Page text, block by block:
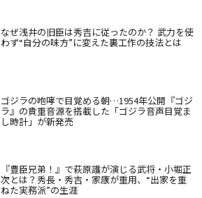
なぜ浅井の旧臣は秀吉に従ったのか？ 武力を使
わず“自分の味方”に変えた裏工作の技法とは
ゴジラの咆哮で目覚める朝…1954年公開『ゴジ
ラ』の貴重音源を搭載した「ゴジラ音声目覚ま
し時計」が新発売
『豊臣兄弟！』で萩原護が演じる武将・小堀正
次とは？秀長・秀吉・家康が重用、“出家を重
ねた実務派”の生涯